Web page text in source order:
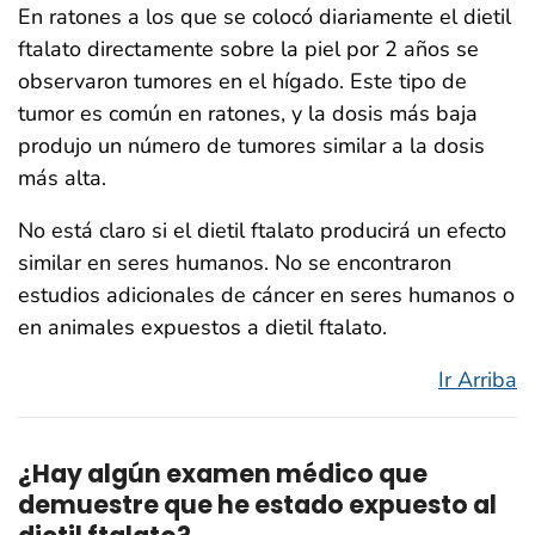
En ratones a los que se colocó diariamente el dietil
ftalato directamente sobre la piel por 2 años se
observaron tumores en el hígado. Este tipo de
tumor es común en ratones, y la dosis más baja
produjo un número de tumores similar a la dosis
más alta.
No está claro si el dietil ftalato producirá un efecto
similar en seres humanos. No se encontraron
estudios adicionales de cáncer en seres humanos o
en animales expuestos a dietil ftalato.
Ir Arriba
¿Hay algún examen médico que
demuestre que he estado expuesto al